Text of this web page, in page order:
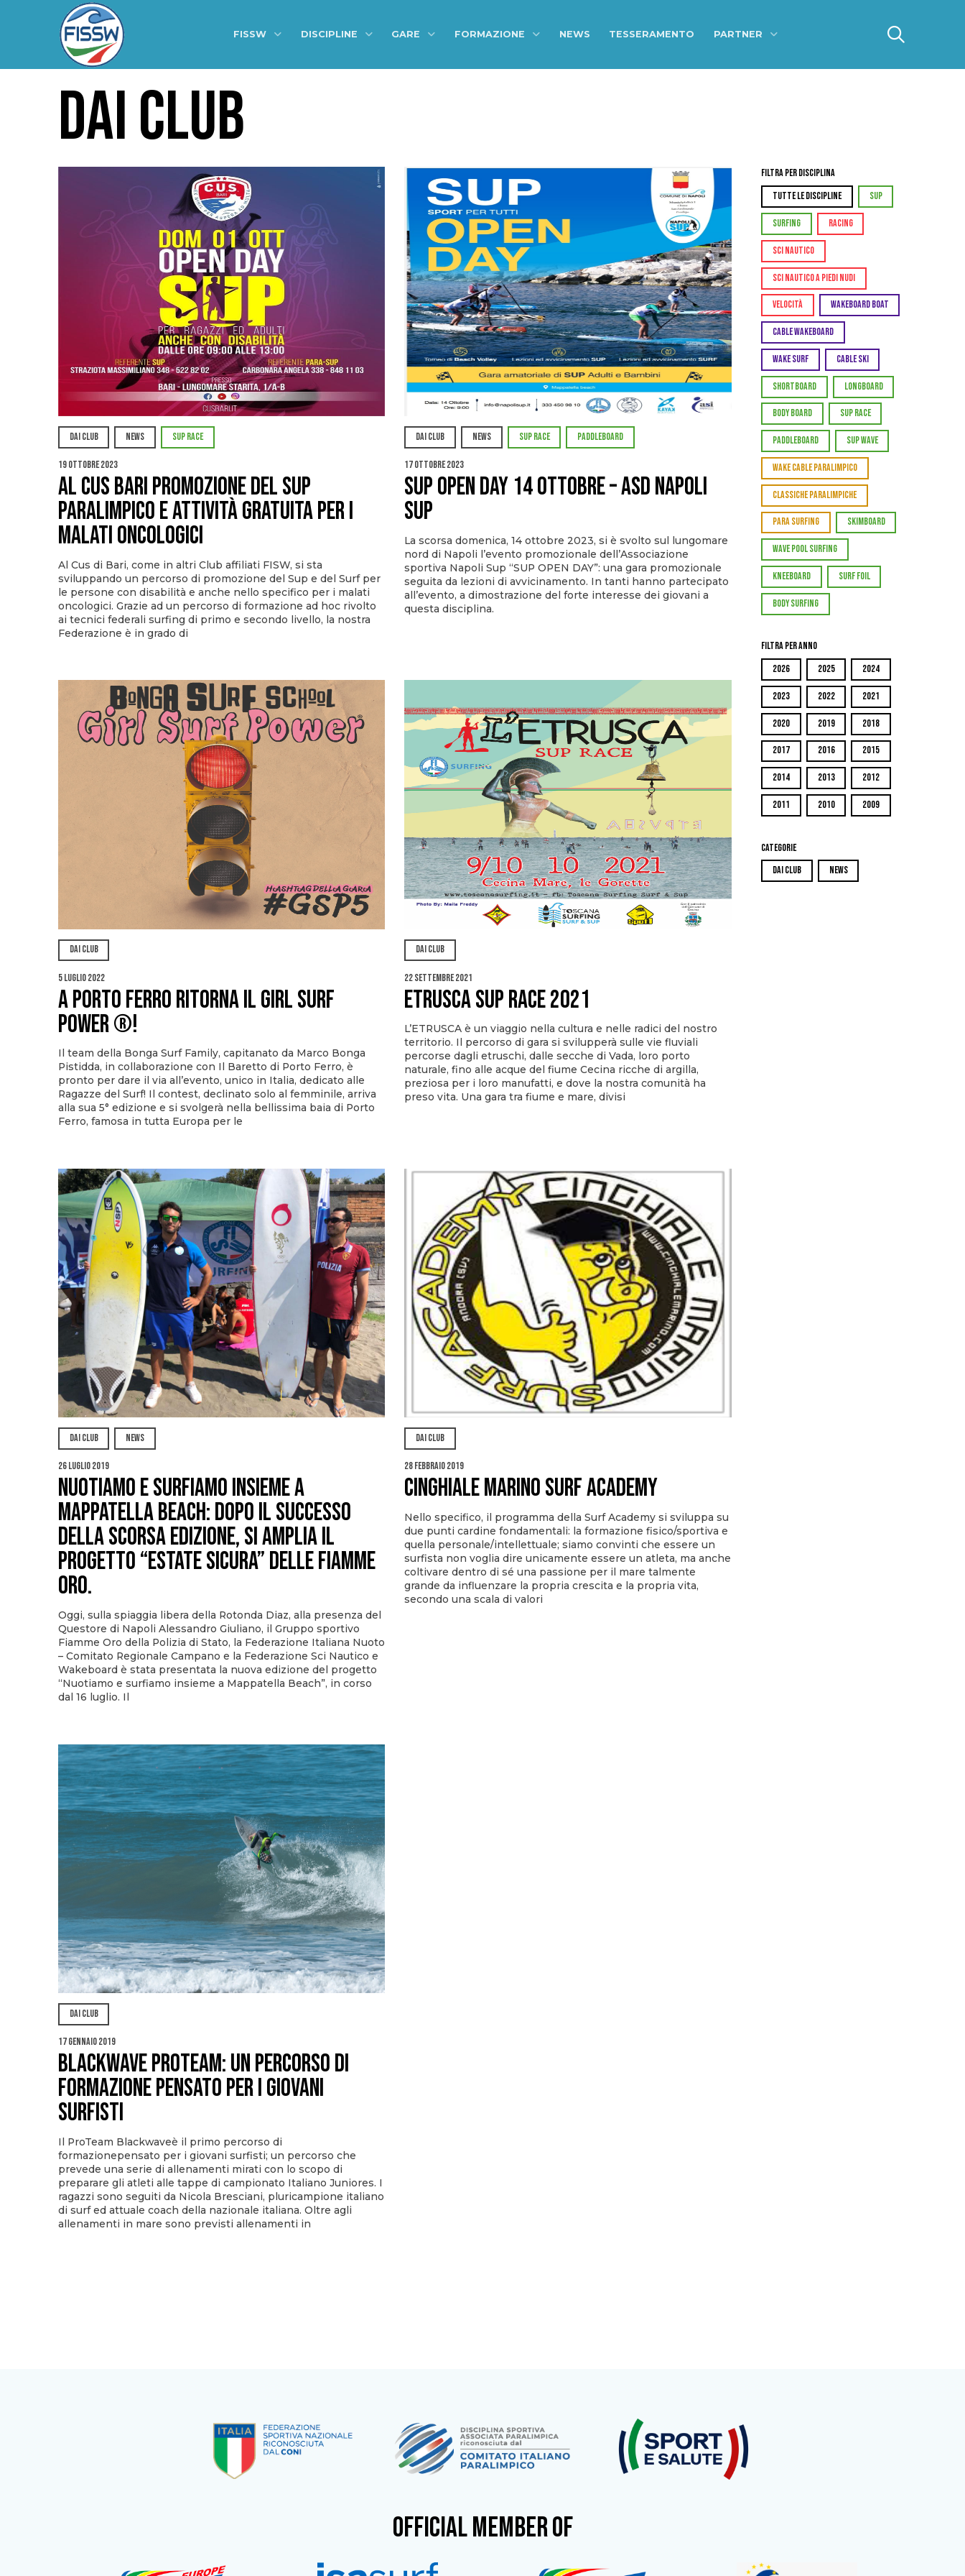
FISSW DISCIPLINE GARE FORMAZIONE NEWS TESSERAMENTO PARTNER
DAI CLUB
Filtra per Disciplina
TUTTE LE DISCIPLINE
SUP
SURFING RACING
SCI NAUTICO
SCI NAUTICO A PIEDI NUDI
VELOCITÀ WAKEBOARD BOAT
CABLE WAKEBOARD
WAKE SURF CABLE SKI
SHORTBOARD LONGBOARD
BODY BOARD SUP RACE
PADDLEBOARD SUP WAVE
WAKE CABLE PARALIMPICO
CLASSICHE PARALIMPICHE
PARA SURFING SKIMBOARD
WAVE POOL SURFING
KNEEBOARD SURF FOIL
BODY SURFING
Filtra per Anno
2026
2025 2024
2023 2022 2021
2020 2019 2018
2017 2016 2015
2014 2013 2012
2011 2010 2009
Categorie
DAI CLUB
NEWS
DAI CLUB NEWS SUP RACE
19 Ottobre 2023
Al Cus Bari promozione del sup
paralimpico e attività gratuita per i
malati oncologici
Al Cus di Bari, come in altri Club affiliati FISW, si sta
sviluppando un percorso di promozione del Sup e del Surf per
le persone con disabilità e anche nello specifico per i malati
oncologici. Grazie ad un percorso di formazione ad hoc rivolto
ai tecnici federali surfing di primo e secondo livello, la nostra
Federazione è in grado di
DAI CLUB NEWS SUP RACE PADDLEBOARD
17 Ottobre 2023
SUP OPEN DAY 14 OTTOBRE – ASD NAPOLI
SUP
La scorsa domenica, 14 ottobre 2023, si è svolto sul lungomare
nord di Napoli l’evento promozionale dell’Associazione
sportiva Napoli Sup “SUP OPEN DAY”: una gara promozionale
seguita da lezioni di avvicinamento. In tanti hanno partecipato
all’evento, a dimostrazione del forte interesse dei giovani a
questa disciplina.
DAI CLUB
5 Luglio 2022
A Porto Ferro ritorna il GIRL SURF
POWER ®!
Il team della Bonga Surf Family, capitanato da Marco Bonga
Pistidda, in collaborazione con Il Baretto di Porto Ferro, è
pronto per dare il via all’evento, unico in Italia, dedicato alle
Ragazze del Surf! Il contest, declinato solo al femminile, arriva
alla sua 5° edizione e si svolgerà nella bellissima baia di Porto
Ferro, famosa in tutta Europa per le
DAI CLUB
22 Settembre 2021
Etrusca Sup Race 2021
L’ETRUSCA è un viaggio nella cultura e nelle radici del nostro
territorio. Il percorso di gara si svilupperà sulle vie fluviali
percorse dagli etruschi, dalle secche di Vada, loro porto
naturale, fino alle acque del fiume Cecina ricche di argilla,
preziosa per i loro manufatti, e dove la nostra comunità ha
preso vita. Una gara tra fiume e mare, divisi
DAI CLUB NEWS
26 Luglio 2019
Nuotiamo e surfiamo insieme a
Mappatella Beach: dopo il successo
della scorsa edizione, si amplia il
progetto “estate sicura” delle Fiamme
Oro.
Oggi, sulla spiaggia libera della Rotonda Diaz, alla presenza del
Questore di Napoli Alessandro Giuliano, il Gruppo sportivo
Fiamme Oro della Polizia di Stato, la Federazione Italiana Nuoto
– Comitato Regionale Campano e la Federazione Sci Nautico e
Wakeboard è stata presentata la nuova edizione del progetto
“Nuotiamo e surfiamo insieme a Mappatella Beach”, in corso
dal 16 luglio. Il
DAI CLUB
28 Febbraio 2019
Cinghiale Marino Surf Academy
Nello specifico, il programma della Surf Academy si sviluppa su
due punti cardine fondamentali: la formazione fisico/sportiva e
quella personale/intellettuale; siamo convinti che essere un
surfista non voglia dire unicamente essere un atleta, ma anche
coltivare dentro di sé una passione per il mare talmente
grande da influenzare la propria crescita e la propria vita,
secondo una scala di valori
DAI CLUB
17 Gennaio 2019
Blackwave ProTeam: un percorso di
formazione pensato per i giovani
surfisti
Il ProTeam Blackwaveè il primo percorso di
formazionepensato per i giovani surfisti; un percorso che
prevede una serie di allenamenti mirati con lo scopo di
preparare gli atleti alle tappe di campionato Italiano Juniores. I
ragazzi sono seguiti da Nicola Bresciani, pluricampione italiano
di surf ed attuale coach della nazionale italiana. Oltre agli
allenamenti in mare sono previsti allenamenti in
OFFICIAL MEMBER OF